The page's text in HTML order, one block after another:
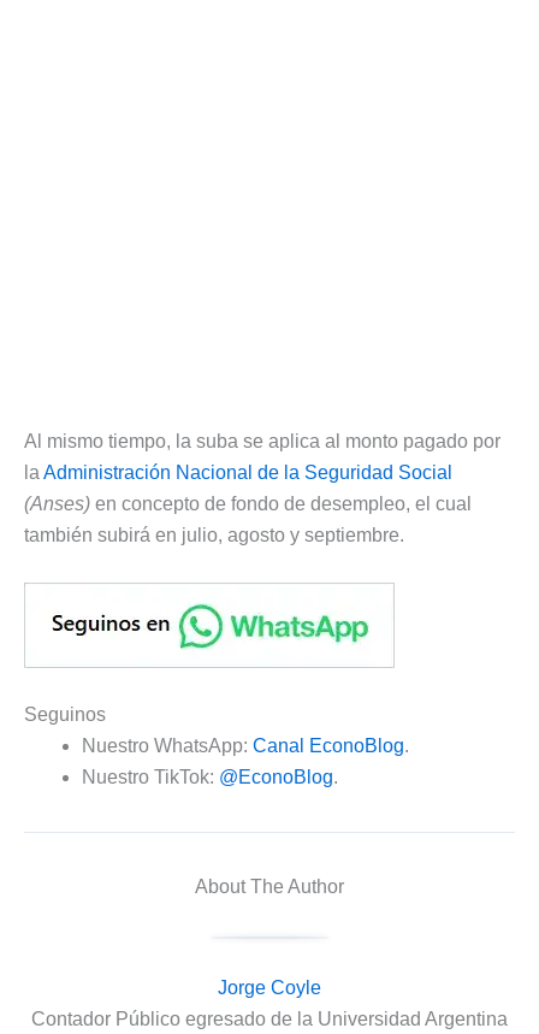
Al mismo tiempo, la suba se aplica al monto pagado por
la Administración Nacional de la Seguridad Social
(Anses) en concepto de fondo de desempleo, el cual
también subirá en julio, agosto y septiembre.
Seguinos
Nuestro WhatsApp: Canal EconoBlog.
Nuestro TikTok: @EconoBlog.
About The Author
Jorge Coyle
Contador Público egresado de la Universidad Argentina